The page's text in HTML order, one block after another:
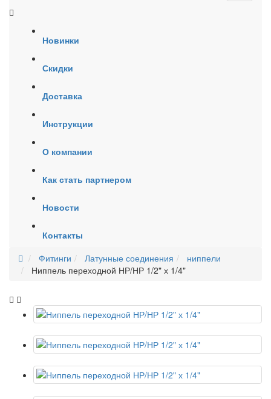
Новинки
Скидки
Доставка
Инструкции
О компании
Как стать партнером
Новости
Контакты
Фитинги
Латунные соединения
ниппели
Ниппель переходной НР/НР 1/2" х 1/4"